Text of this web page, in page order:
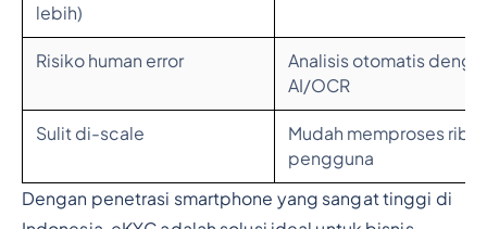
lebih)
Risiko human error
Analisis otomatis
AI/OCR
Sulit di-scale
Mudah memproses
pengguna
Dengan penetrasi smartphone yang sangat tinggi di